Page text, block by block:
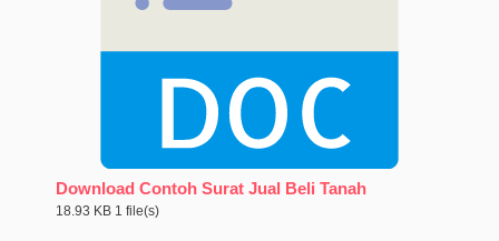
Download Contoh Surat Jual Beli Tanah
18.93 KB 1 file(s)